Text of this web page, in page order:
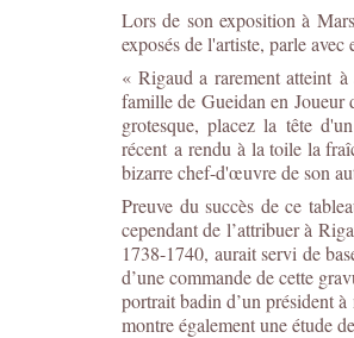
Lors de son exposition à
exposés de l'artiste, parle
« Rigaud a rarement atteint
famille de Gueidan en Joueur
grotesque, placez la tête
récent a rendu à la toile la
bizarre chef-d'œuvre de son
Preuve du succès de ce
cependant de l’attribuer à
1738-1740, aurait servi de
d’une commande de cette
portrait badin d’un président
montre également une étude